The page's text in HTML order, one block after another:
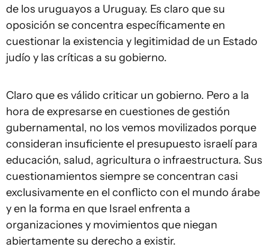
de los uruguayos a Uruguay. Es claro que su
oposición se concentra específicamente en
cuestionar la existencia y legitimidad de un Estado
judío y las críticas a su gobierno.
Claro que es válido criticar un gobierno. Pero a la
hora de expresarse en cuestiones de gestión
gubernamental, no los vemos movilizados porque
consideran insuficiente el presupuesto israelí para
educación, salud, agricultura o infraestructura. Sus
cuestionamientos siempre se concentran casi
exclusivamente en el conflicto con el mundo árabe
y en la forma en que Israel enfrenta a
organizaciones y movimientos que niegan
abiertamente su derecho a existir.